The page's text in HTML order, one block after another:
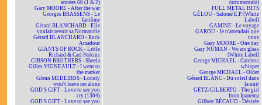
années 60 (1 & 2)
Gary MOORE - After the war
Georges BRASSENS - Le
fantôme
Gérard BLANCHARD - Elle
voulait revoir sa Normandie
Gérard BLANCHARD - Rock
Amadour
GIANTS OF ROCK - Little
Richard & Carl Perkins
GIBSON BROTHERS - Sheela
Gilles VIGNEAULT - I went to
the market
Glenn MEDEIROS - Lonely
won't leave me alone
GOD'S GIFT - Love to see you
cry (1304)
GOD'S GIFT - Love to see you
(strumentale)
FULL METAL HITS
GÉLOU - Salomé E.P. [White
Label]
GAMINE - Le voyage
GAROU - Je n'attendais que
vous
Gary MOORE - One day
Gary NUMAN - We are glass
[White Label]
George MICHAEL - Careless
whisper
George MICHAEL - Older
Gérard BLANC - Du soleil dans
la nuit
GETZ/GILBERTO - The girl
from Ipanema
Gilbert BÉCAUD - Désirée